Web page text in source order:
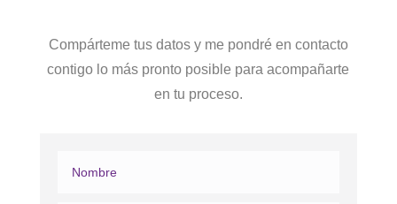
Compárteme tus datos y me pondré en contacto
contigo lo más pronto posible para acompañarte
en tu proceso.